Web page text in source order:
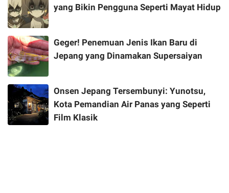
yang Bikin Pengguna Seperti Mayat Hidup
Geger! Penemuan Jenis Ikan Baru di
Jepang yang Dinamakan Supersaiyan
Onsen Jepang Tersembunyi: Yunotsu,
Kota Pemandian Air Panas yang Seperti
Film Klasik